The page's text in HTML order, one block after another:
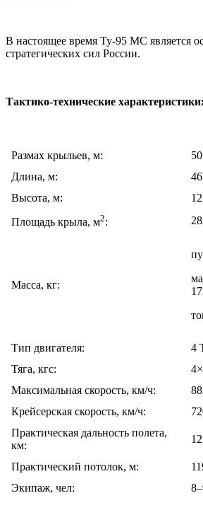
В настоящее время Ту-95 МС является
стратегических сил России.
Тактико-технические характеристики:
Размах крыльев, м:
Длина, м:
Высота, м:
Площадь крыла, м2:
Масса, кг:
Тип двигателя:
4
Тяга, кгс:
Максимальная скорость, км/ч:
Крейсерская скорость, км/ч:
Практическая дальность полета,
км:
Практический потолок, м:
Экипаж, чел: